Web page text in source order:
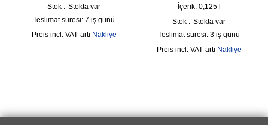
Stok : Stokta var
Teslimat süresi: 7 iş günü
incl. VAT artı Nakliye
İçerik: 0,125 l
Stok : Stokta var
Teslimat süresi: 3 iş günü
incl. VAT artı Nakliye